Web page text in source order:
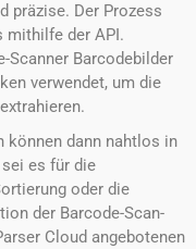
präzise. Der Prozess
mithilfe der API.
Scanner Barcodebilder
verwendet, um die
können dann nahtlos in
es für die
oder die
der Barcode-Scan-
Cloud angebotenen